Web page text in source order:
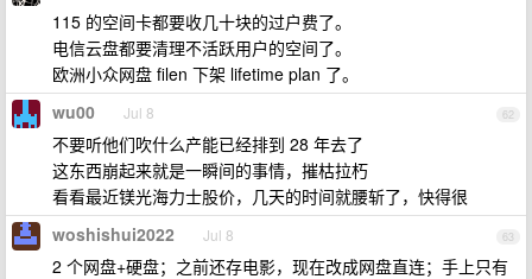
115 的空间卡都要收几十块的过户费了。
电信云盘都要清理不活跃用户的空间了。
欧洲小众网盘 filen 下架 lifetime plan 了。
62
wu00 Jul 8
不要听他们吹什么产能已经排到 28 年去了
这东西崩起来就是一瞬间的事情，摧枯拉朽
看看最近镁光海力士股价，几天的时间就腰斩了，快得很
63
woshishui2022 Jul 8
2 个网盘+硬盘；之前还存电影，现在改成网盘直连；手上只有